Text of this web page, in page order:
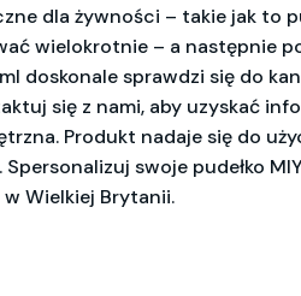
dla żywności – takie jak to
wielokrotnie – a następnie
doskonale sprawdzi się do
się z nami, aby uzyskać
Produkt nadaje się do
swoje pudełko
Wielkiej Brytanii.